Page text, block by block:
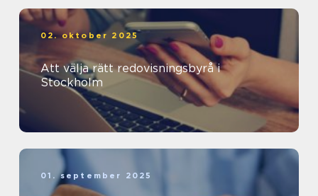
02. oktober 2025
Att välja rätt redovisningsbyrå i
Stockholm
01. september 2025